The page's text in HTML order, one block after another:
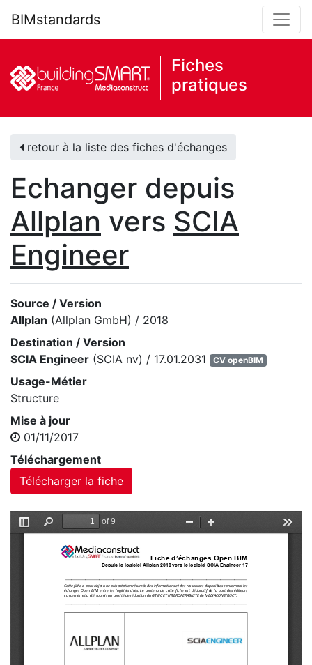
BIMstandards
Fiches
pratiques
retour à la liste des fiches d'échanges
Echanger depuis
Allplan vers SCIA
Engineer
Source / Version
Allplan (Allplan GmbH) / 2018
Destination / Version
SCIA Engineer (SCIA nv) / 17.01.2031 CV openBIM
Usage-Métier
Structure
Mise à jour
01/11/2017
Téléchargement
Télécharger la fiche